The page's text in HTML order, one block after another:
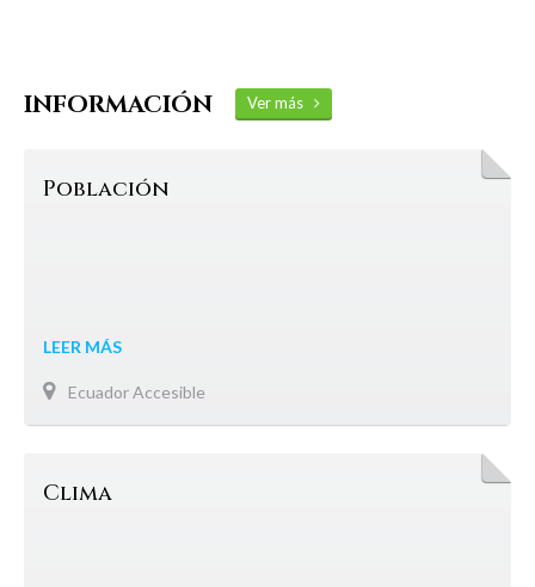
INFORMACIÓN Ver más
Población
LEER MÁS
Ecuador Accesible
Clima